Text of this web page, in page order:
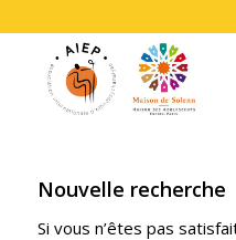
Nouvelle recherche
Si vous n’êtes pas